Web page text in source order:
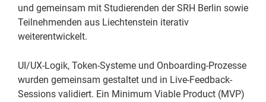
und gemeinsam mit Studierenden der SRH Berlin sowie
Teilnehmenden aus Liechtenstein iterativ
weiterentwickelt.
UI/UX-Logik, Token-Systeme und Onboarding-Prozesse
wurden gemeinsam gestaltet und in Live-Feedback-
Sessions validiert. Ein Minimum Viable Product (MVP)